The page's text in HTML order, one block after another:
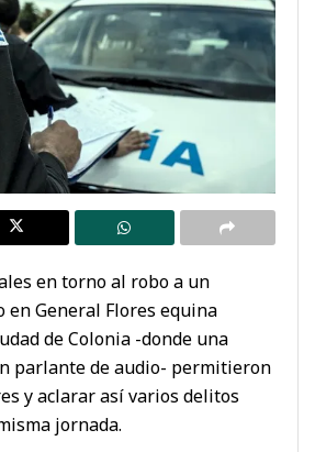
en torno al robo a un
en General Flores equina
de Colonia -donde una
parlante de audio- permitieron
y aclarar así varios delitos
jornada.